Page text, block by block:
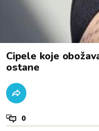
Cipele koje
ostane
0